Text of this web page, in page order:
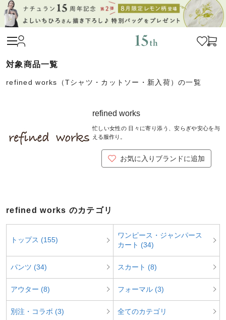
refined works（Tシャツ・カットソー・新入荷）の一覧
refined works
忙しい女性の 日々に寄り添う、安らぎや安心を与
える服作り。
お気に入りブランドに追加
refined works のカテゴリ
トップス (155)
ワンピース・ジャンパース
カート (34)
パンツ (34) スカート (8)
アウター (8) フォーマル (3)
別注・コラボ (3) 全てのカテゴリ